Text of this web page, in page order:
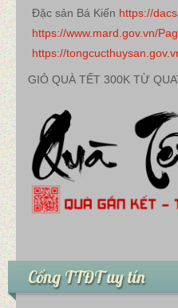
Đặc sản Bá Kiến https://
https://www.mard.gov.vn/
https://
GIỎ QUÀ TẾT 300K TỪ
Cổng TTĐT uy tín